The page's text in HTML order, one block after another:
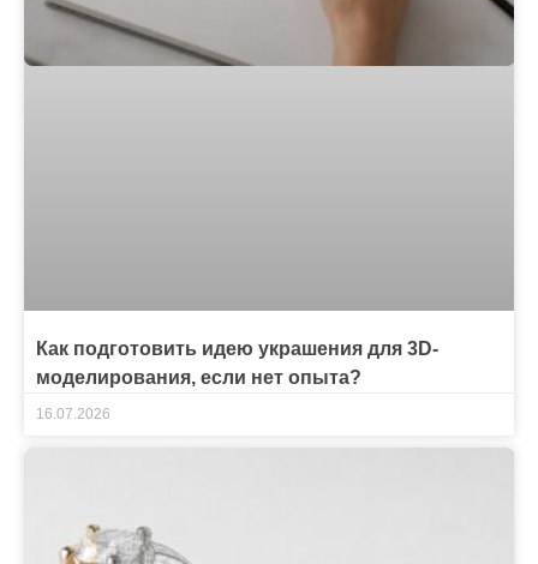
Как подготовить идею украшения для 3D-
моделирования, если нет опыта?
16.07.2026